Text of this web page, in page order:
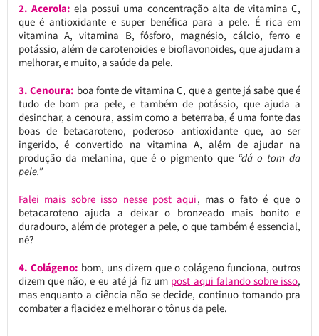
2. Acerola: ela possui uma concentração alta de vitamina C,
que é antioxidante e super benéfica para a pele. É rica em
vitamina A, vitamina B, fósforo, magnésio, cálcio, ferro e
potássio, além de carotenoides e bioflavonoides, que ajudam a
melhorar, e muito, a saúde da pele.
3. Cenoura: boa fonte de vitamina C, que a gente já sabe que é
tudo de bom pra pele, e também de potássio, que ajuda a
desinchar, a cenoura, assim como a beterraba, é uma fonte das
boas de betacaroteno, poderoso antioxidante que, ao ser
ingerido, é convertido na vitamina A, além de ajudar na
produção da melanina, que é o pigmento que “dá o tom da
pele.”
Falei mais sobre isso nesse post aqui, mas o fato é que o
betacaroteno ajuda a deixar o bronzeado mais bonito e
duradouro, além de proteger a pele, o que também é essencial,
né?
4. Colágeno: bom, uns dizem que o colágeno funciona, outros
dizem que não, e eu até já fiz um post aqui falando sobre isso,
mas enquanto a ciência não se decide, continuo tomando pra
combater a flacidez e melhorar o tônus da pele.